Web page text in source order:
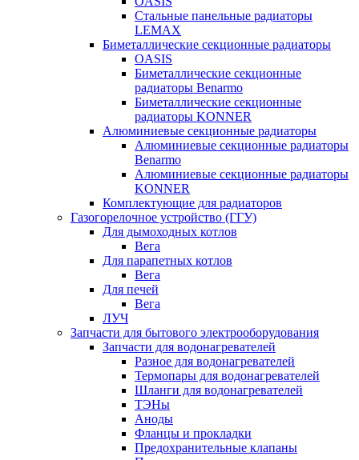
Стальные панельные радиаторы
LEMAX
Биметаллические секционные радиаторы
OASIS
Биметаллические секционные
радиаторы Benarmo
Биметаллические секционные
радиаторы KONNER
Алюминиевые секционные радиаторы
Алюминиевые секционные радиаторы
Benarmo
Алюминиевые секционные радиаторы
KONNER
Комплектующие для радиаторов
Газогорелочное устройство (ГГУ)
Для дымоходных котлов
Вега
Для парапетных котлов
Вега
Для печей
Вега
ЛУЧ
Запчасти для бытового электрооборудования
Запчасти для водонагревателей
Разное для водонагревателей
Термопары для водонагревателей
Шланги для водонагревателей
ТЭНы
Аноды
Фланцы и прокладки
Предохранительные клапаны